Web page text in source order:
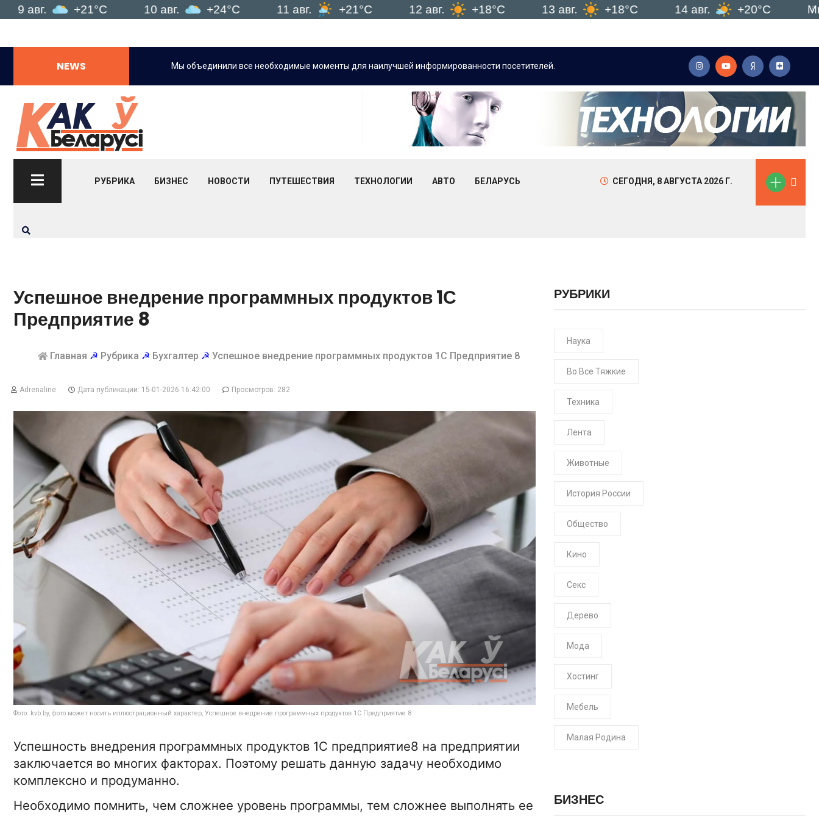
+21°C 10 авг. +24°C 11 авг. +21°C 12 авг. +18°C 13 авг. +18°C 14 авг. +20°C Минск
NEWS
посетителей. Мы объединили все необходимые моменты для наилучшей информированности посетителей. Мы объединили все необходимые моменты для
РУБРИКА БИЗНЕС НОВОСТИ ПУТЕШЕСТВИЯ ТЕХНОЛОГИИ АВТО БЕЛАРУСЬ СЕГОДНЯ, 8 АВГУСТА 2026 Г.
Успешное внедрение программных продуктов 1С
Предприятие 8
Главная ☭ Рубрика ☭ Бухгалтер ☭ Успешное внедрение программных продуктов 1С Предприятие 8
Adrenaline Дата публикации: 15-01-2026 16:42:00 Просмотров: 282
Фото: kvb.by, фото может носить иллюстрационный характер, Успешное внедрение программных продуктов 1С Предприятие 8
Успешность внедрения программных продуктов 1С предприятие8 на предприятии
заключается во многих факторах. Поэтому решать данную задачу необходимо
комплексно и продуманно.
Необходимо помнить, чем сложнее уровень программы, тем сложнее выполнять ее
РУБРИКИ
Наука
Во Все Тяжкие
Техника
Лента
Животные
История России
Общество
Кино
Секс
Дерево
Мода
Хостинг
Мебель
Малая Родина
БИЗНЕС